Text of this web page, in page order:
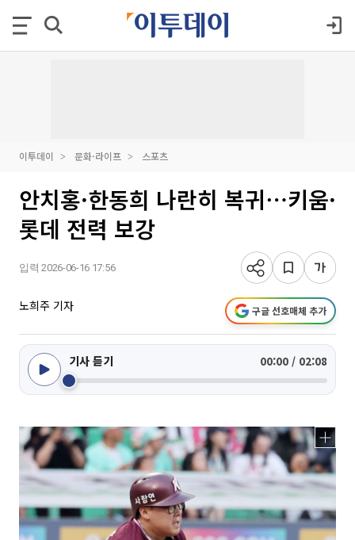
이투데이 문화·라이프 스포츠
안치홍·한동희 나란히 복귀⋯키움·
롯데 전력 보강
입력 2026-06-16 17:56
노희주 기자 구글 선호매체 추가
기사 듣기 00:00 / 02:08